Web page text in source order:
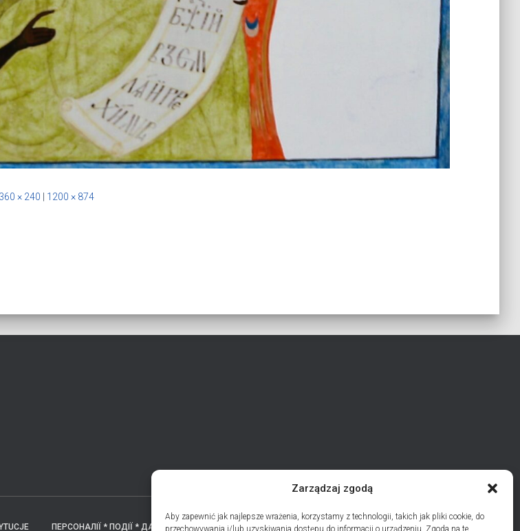
Zarządzaj zgodą
Aby zapewnić jak najlepsze wrażenia, korzystamy z technologii, takich jak pliki cookie, do
przechowywania i/lub uzyskiwania dostępu do informacji o urządzeniu. Zgoda na te
360 × 240 1200 × 874
ПЕРСОНАЛІЇ * ПОДІЇ * ДАТИ KONTAKT POLITYKA PLIKÓW COOKIES (EU)